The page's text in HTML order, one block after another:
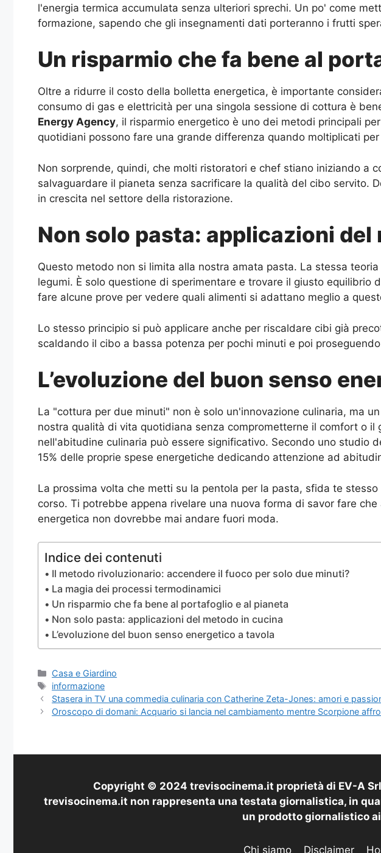
l'energia termica accumulata senza ulteriori sprechi. Un po' come
formazione, sapendo che gli insegnamenti dati porteranno i frutti
Un risparmio che fa bene al
Oltre a ridurre il costo della bolletta energetica, è importante
consumo di gas e elettricità per una singola sessione di cottura è
Energy Agency, il risparmio energetico è uno dei metodi principali
quotidiani possono fare una grande differenza quando moltiplicati
Non sorprende, quindi, che molti ristoratori e chef stiano iniziando a
salvaguardare il pianeta senza sacrificare la qualità del cibo servito.
in crescita nel settore della ristorazione.
Non solo pasta: applicazioni del
Questo metodo non si limita alla nostra amata pasta. La stessa
legumi. È solo questione di sperimentare e trovare il giusto
fare alcune prove per vedere quali alimenti si adattano meglio a
Lo stesso principio si può applicare anche per riscaldare cibi già
scaldando il cibo a bassa potenza per pochi minuti e poi
L’evoluzione del buon senso
La "cottura per due minuti" non è solo un'innovazione culinaria, ma
nostra qualità di vita quotidiana senza comprometterne il comfort o
nell'abitudine culinaria può essere significativo. Secondo uno studio
15% delle proprie spese energetiche dedicando attenzione ad
La prossima volta che metti su la pentola per la pasta, sfida te
corso. Ti potrebbe appena rivelare una nuova forma di savor fare
energetica non dovrebbe mai andare fuori moda.
Indice dei contenuti
Il metodo rivoluzionario: accendere il fuoco per solo due minuti?
La magia dei processi termodinamici
Un risparmio che fa bene al portafoglio e al pianeta
Non solo pasta: applicazioni del metodo in cucina
L’evoluzione del buon senso energetico a tavola
Categorie
Casa e Giardino
Tag
informazione
Stasera in TV una commedia culinaria con Catherine Zeta-Jones: amori e
Oroscopo di domani: Acquario si lancia nel cambiamento mentre Scorpione
Copyright © 2024 trevisocinema.it proprietà di EV-A
trevisocinema.it non rappresenta una testata giornalistica, in
un prodotto giornalistico
Chi siamo Disclaimer